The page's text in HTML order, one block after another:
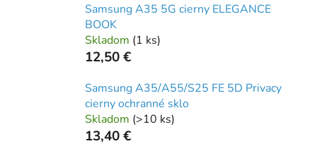
Samsung A35 5G cierny ELEGANCE
BOOK
Skladom (1 ks)
12,50 €
Samsung A35/A55/S25 FE 5D Privacy
cierny ochranné sklo
Skladom (>10 ks)
13,40 €